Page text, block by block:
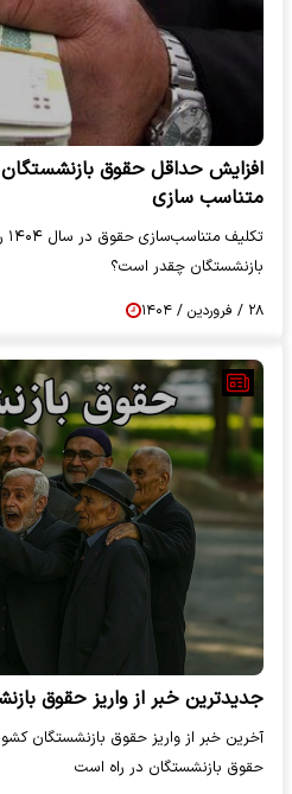
افزایش حداقل حقوق
متناسب‌ سازی
بازنشستگان چقدر است؟
۲۸ / فروردین / ۱۴۰۴
جدیدترین خبر از واریز حقوق بازنشستگان
آخرین خبر از واریز حقوق بازنشستگان
حقوق بازنشستگان در راه است